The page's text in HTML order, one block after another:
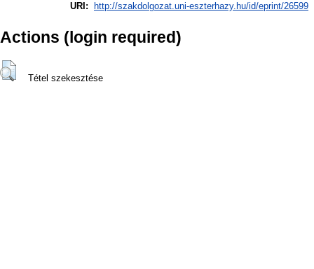
URI:
http://szakdolgozat.uni-eszterhazy.hu/id/eprint/26599
Actions (login required)
Tétel szekesztése